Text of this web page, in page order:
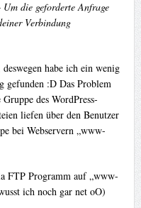
Um die geforderte Anfrage
Verbindung
habe ich ein wenig
gefunden :D Das Problem
des WordPress-
liefen über den Benutzer
bei Webservern „www-
FTP Programm auf „www-
ich noch gar net oO)